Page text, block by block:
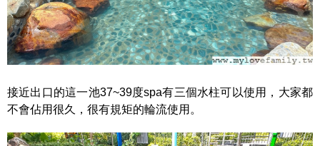
接近出口的這一池37~39度spa有三個水柱可以使用，大家都
不會佔用很久，很有規矩的輪流使用。